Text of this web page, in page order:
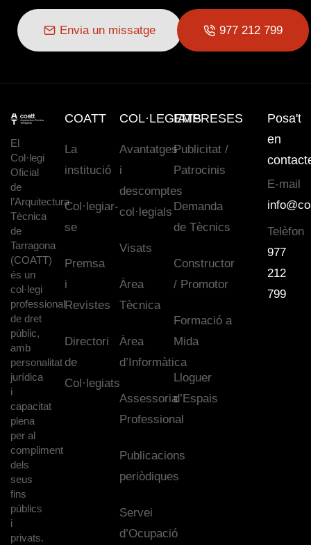
Envia un missatge 977 212 799
El
Col·legi
Oficial
de
l’Arquitectura
Tècnica
de
Tarragona
(COATT)
és un
col·legi
professional
de dret
públic,
amb
personalitat
jurídica
i
capacitat
plena
per al
compliment
dels
seus
fins
públics
i
privats.
COATT
La
institució
Col·legiar-
se
Premsa
i
Revistes
Directori
de
Col·legiats
COL·LEGIATS
Avantatges
i
descomptes
col·legials
Visats
Àrea
Tècnica
Àrea
d’Informàtica
Assessoria
Professional
Publicacions
periòdiques
Servei
d’Ocupació
EMPRESES
Publicitat /
Patrocinis
Demanda
de Tècnics
Constructor
/ Promotor
Formació a
Mida
Lloguer
d’Espais
Posa't
en
E-mail
Telèfon
977
212
799